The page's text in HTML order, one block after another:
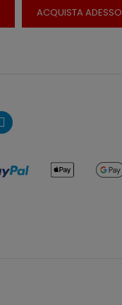
ACQUISTA ADESSO